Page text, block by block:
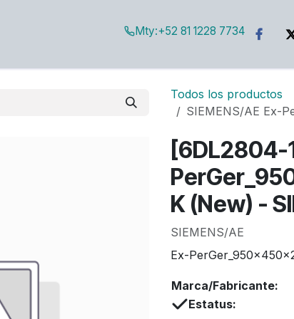
Mty:+52 81 1228 7734
Todos los productos
SIEMENS/AE Ex-
[6DL2804-
K (New) -
SIEMENS/AE
Ex-
Marca/Fabricante:
Estatus: